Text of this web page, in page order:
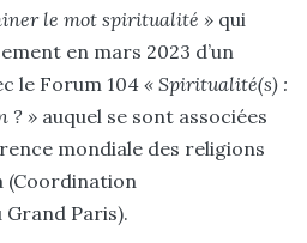
le mot spiritualité » qui
en mars 2023 d’un
le Forum 104 « Spiritualité(s) :
? » auquel se sont associées
mondiale des religions
(Coordination
Paris).